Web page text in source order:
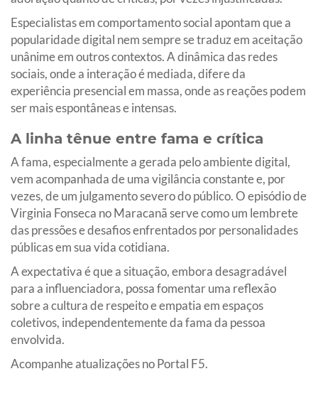
Especialistas em comportamento social apontam que a
popularidade digital nem sempre se traduz em aceitação
unânime em outros contextos. A dinâmica das redes
sociais, onde a interação é mediada, difere da
experiência presencial em massa, onde as reações podem
ser mais espontâneas e intensas.
A linha tênue entre fama e crítica
A fama, especialmente a gerada pelo ambiente digital,
vem acompanhada de uma vigilância constante e, por
vezes, de um julgamento severo do público. O episódio de
Virginia Fonseca no Maracanã serve como um lembrete
das pressões e desafios enfrentados por personalidades
públicas em sua vida cotidiana.
A expectativa é que a situação, embora desagradável
para a influenciadora, possa fomentar uma reflexão
sobre a cultura de respeito e empatia em espaços
coletivos, independentemente da fama da pessoa
envolvida.
Acompanhe atualizações no Portal F5.